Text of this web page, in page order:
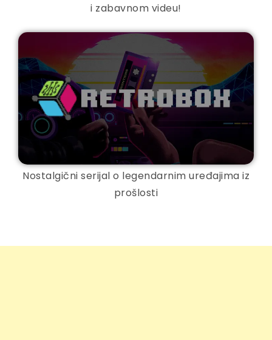
i zabavnom videu!
Nostalgični serijal o legendarnim uređajima iz
prošlosti